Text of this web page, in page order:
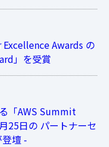
Awards の
」を受賞
「AWS Summit
日の パートナーセ
壇 -